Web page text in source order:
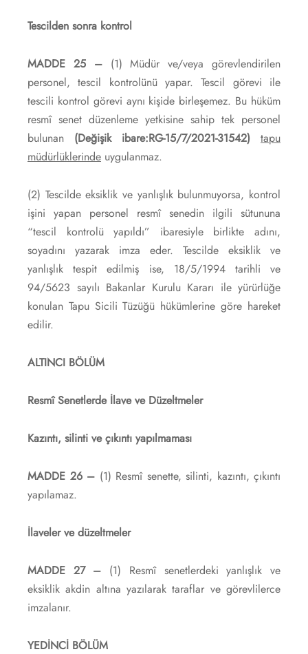
Tescilden sonra kontrol
MADDE 25 –(1) Müdür ve/veya görevlendirilen
personel, tescil kontrolünü yapar. Tescil görevi ile
tescili kontrol görevi aynı kişide birleşemez. Bu hüküm
resmî senet düzenleme yetkisine sahip tek personel
bulunan (Değişik ibare:RG-15/7/2021-31542)
tapu
müdürlüklerinde uygulanmaz.
(2) Tescilde eksiklik ve yanlışlık bulunmuyorsa, kontrol
işini yapan personel resmî senedin ilgili sütununa
“tescil kontrolü yapıldı” ibaresiyle birlikte adını,
soyadını yazarak imza eder. Tescilde eksiklik ve
yanlışlık tespit edilmiş ise, 18/5/1994 tarihli ve
94/5623 sayılı Bakanlar Kurulu Kararı ile yürürlüğe
konulan Tapu Sicili Tüzüğü hükümlerine göre hareket
edilir.
ALTINCI BÖLÜM
Resmî Senetlerde İlave ve Düzeltmeler
Kazıntı, silinti ve çıkıntı yapılmaması
MADDE 26 – (1) Resmî senette, silinti, kazıntı, çıkıntı
yapılamaz.
İlaveler ve düzeltmeler
MADDE 27 – (1) Resmî senetlerdeki yanlışlık ve
eksiklik akdin altına yazılarak taraflar ve görevlilerce
imzalanır.
YEDİNCİ BÖLÜM